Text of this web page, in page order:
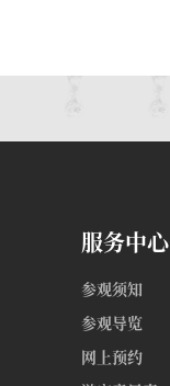
服务中心
参观须知
参观导览
网上预约